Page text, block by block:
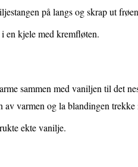
på langs og skrap ut
en kjele med kremfløten.
sammen med vaniljen til det
av varmen og la blandingen
ekte vanilje.